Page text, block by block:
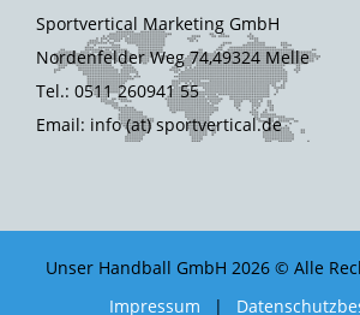
Sportvertical Marketing GmbH
Nordenfelder Weg 74,49324 Melle
Tel.: 0511 260941 55
Email: info (at) sportvertical.de
Unser Handball GmbH 2026 © Alle
Impressum
|